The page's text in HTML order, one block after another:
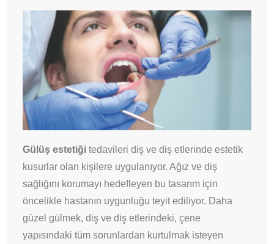
Gülüş estetiği tedavileri diş ve diş etlerinde estetik
kusurlar olan kişilere uygulanıyor. Ağız ve diş
sağlığını korumayı hedefleyen bu tasarım için
öncelikle hastanın uygunluğu teyit ediliyor. Daha
güzel gülmek, diş ve diş etlerindeki, çene
yapısındaki tüm sorunlardan kurtulmak isteyen